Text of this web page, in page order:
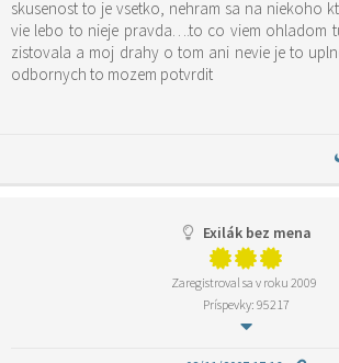
skusenost to je vsetko, nehram sa na niekoho
vie lebo to nieje pravda….to co viem ohladom
zistovala a moj drahy o tom ani nevie je to
odbornych to mozem potvrdit
Exilák bez mena
Zaregistroval sa v roku 2009
Príspevky: 95217